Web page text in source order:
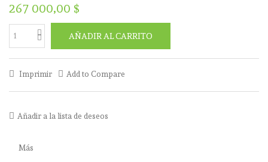
267 000,00 $
AÑADIR AL CARRITO
Imprimir Add to Compare
Añadir a la lista de deseos
Más